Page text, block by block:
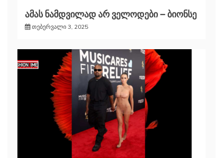
ამას ნამდვილად არ ველოდები – ბიონსე
თებერვალი 3, 2025